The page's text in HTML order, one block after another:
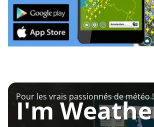
Pour les vrais passionnés de météo !
I'm